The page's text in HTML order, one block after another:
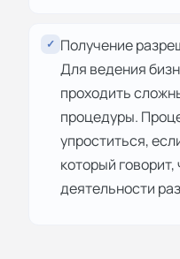
✓ Получение
Для ведения
проходить
процедуры.
упроститься,
который
деятельности